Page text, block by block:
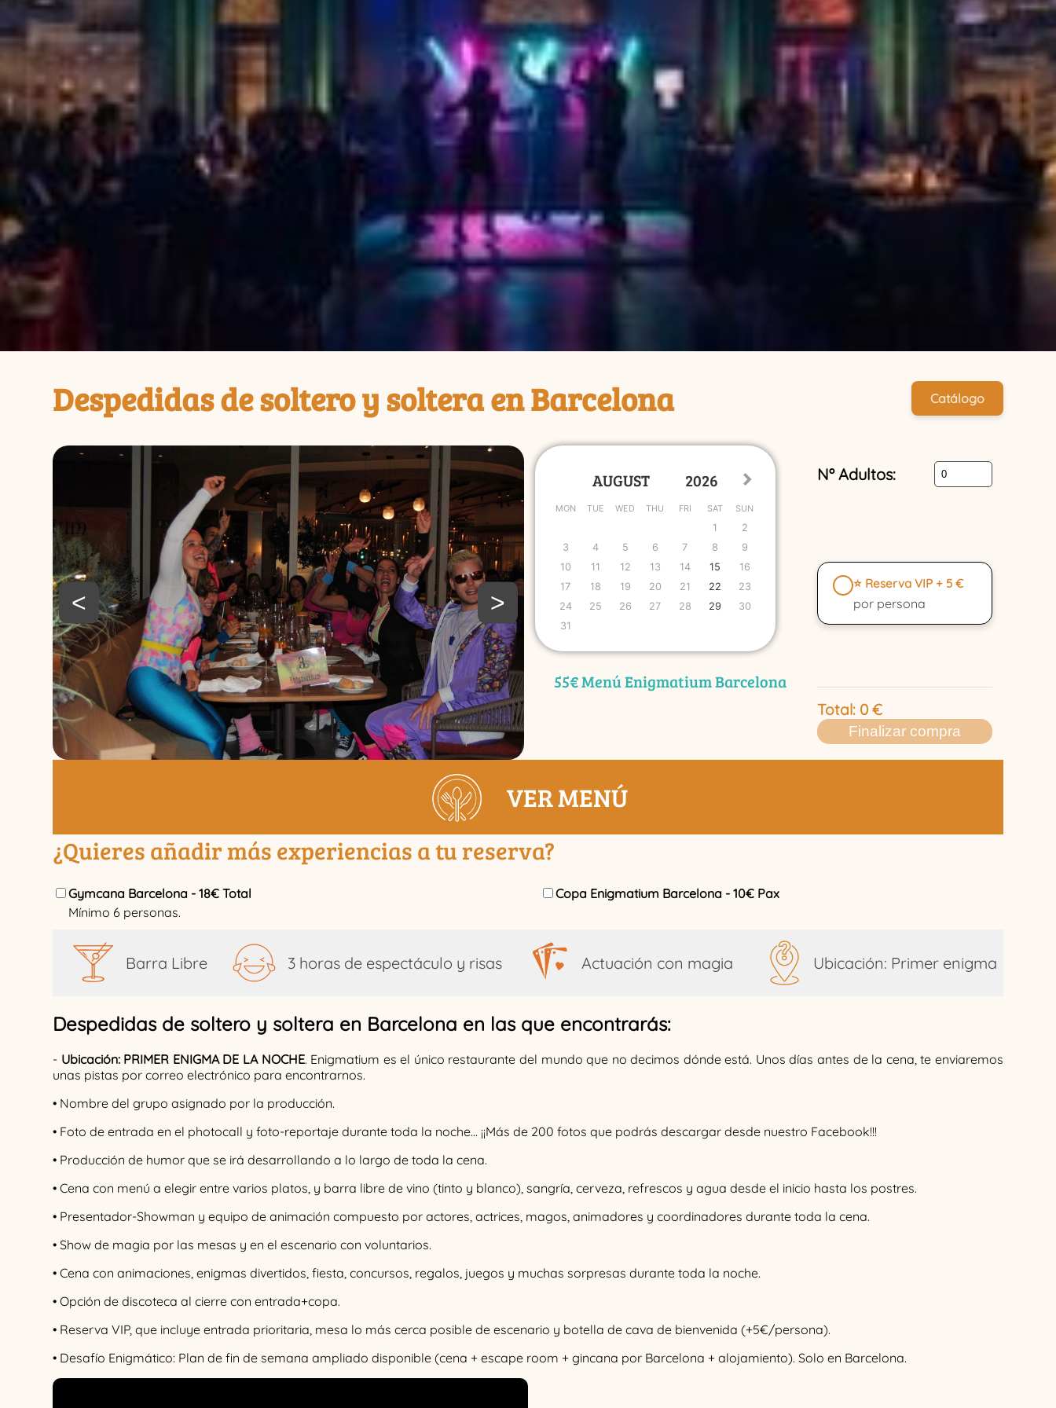
Despedidas de soltero y soltera en Barcelona Catálogo
< >
MON TUE WED THU FRI SAT SUN
1
2
3
4 5 6 7 8
9
10
11 12 13 14 15
16
17
18 19 20 21 22
23
24
25 26 27 28 29
30
31
55€ Menú Enigmatium Barcelona
Nº Adultos:
⭐ Reserva VIP + 5 €
por persona
Total: 0€
Finalizar compra
VER MENÚ
¿Quieres añadir más experiencias a tu reserva?
Gymcana Barcelona - 18€ Total
Mínimo 6 personas.
Copa Enigmatium Barcelona - 10€ Pax
Barra Libre 3 horas de espectáculo y risas Actuación con magia Ubicación: Primer enigma
Despedidas de soltero y soltera en Barcelona en las que encontrarás:
- Ubicación: PRIMER ENIGMA DE LA NOCHE. Enigmatium es el único restaurante del mundo que no decimos dónde está. Unos días antes de la cena, te enviaremos
unas pistas por correo electrónico para encontrarnos.
• Nombre del grupo asignado por la producción.
• Foto de entrada en el photocall y foto-reportaje durante toda la noche... ¡¡Más de 200 fotos que podrás descargar desde nuestro Facebook!!!
• Producción de humor que se irá desarrollando a lo largo de toda la cena.
• Cena con menú a elegir entre varios platos, y barra libre de vino (tinto y blanco), sangría, cerveza, refrescos y agua desde el inicio hasta los postres.
• Presentador-Showman y equipo de animación compuesto por actores, actrices, magos, animadores y coordinadores durante toda la cena.
• Show de magia por las mesas y en el escenario con voluntarios.
• Cena con animaciones, enigmas divertidos, fiesta, concursos, regalos, juegos y muchas sorpresas durante toda la noche.
• Opción de discoteca al cierre con entrada+copa.
• Reserva VIP, que incluye entrada prioritaria, mesa lo más cerca posible de escenario y botella de cava de bienvenida (+5€/persona).
• Desafío Enigmático: Plan de fin de semana ampliado disponible (cena + escape room + gincana por Barcelona + alojamiento). Solo en Barcelona.